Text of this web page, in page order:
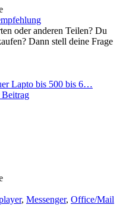
oder anderen Teilen? Du
Dann stell deine Frage
Lapto bis 500 bis 6…
Beitrag
, Messenger, Office/Mail